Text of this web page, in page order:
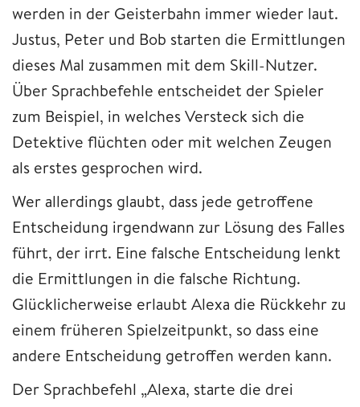
werden in der Geisterbahn immer wieder laut.
Justus, Peter und Bob starten die Ermittlungen
dieses Mal zusammen mit dem Skill-Nutzer.
Über Sprachbefehle entscheidet der Spieler
zum Beispiel, in welches Versteck sich die
Detektive flüchten oder mit welchen Zeugen
als erstes gesprochen wird.
Wer allerdings glaubt, dass jede getroffene
Entscheidung irgendwann zur Lösung des Falles
führt, der irrt. Eine falsche Entscheidung lenkt
die Ermittlungen in die falsche Richtung.
Glücklicherweise erlaubt Alexa die Rückkehr zu
einem früheren Spielzeitpunkt, so dass eine
andere Entscheidung getroffen werden kann.
Der Sprachbefehl „Alexa, starte die drei